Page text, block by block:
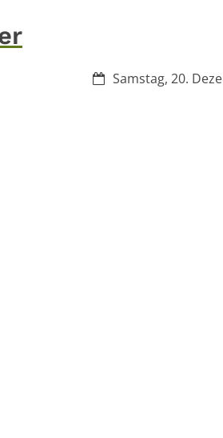
Datum:
Samstag, 20.